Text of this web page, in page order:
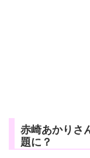
赤崎あかりさ
題に？